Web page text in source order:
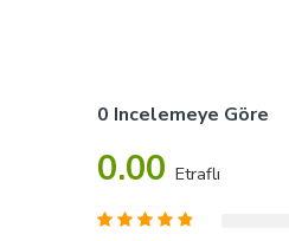
0 Incelemeye Göre
0.00 Etraflı